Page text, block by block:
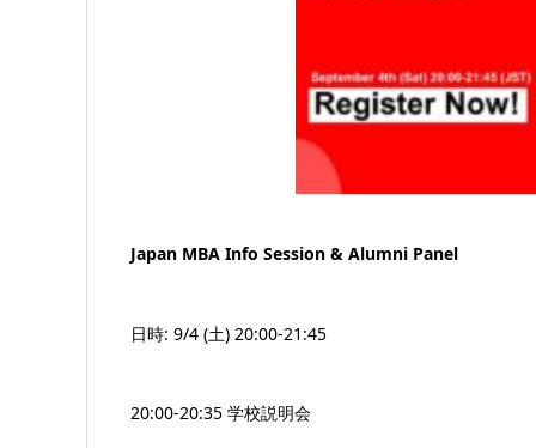
Japan MBA Info Session & Alumni Panel
日時: 9/4 (土) 20:00-21:45
20:00-20:35 学校説明会